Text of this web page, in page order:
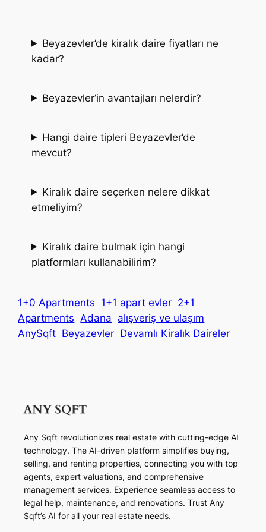
Beyazevler’de kiralık daire fiyatları ne
kadar?
Beyazevler’in avantajları nelerdir?
Hangi daire tipleri Beyazevler’de
mevcut?
Kiralık daire seçerken nelere dikkat
etmeliyim?
Kiralık daire bulmak için hangi
platformları kullanabilirim?
1+0 Apartments 1+1 apart evler 2+1
Apartments Adana alışveriş ve ulaşım
AnySqft Beyazevler Devamlı Kiralık Daireler
Any Sqft revolutionizes real estate with cutting-edge AI
technology. The AI-driven platform simplifies buying,
selling, and renting properties, connecting you with top
agents, expert valuations, and comprehensive
management services. Experience seamless access to
legal help, maintenance, and renovations. Trust Any
Sqft’s AI for all your real estate needs.